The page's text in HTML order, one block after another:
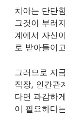
치아는 단단
그것이 부러
계에서 자신
로 받아들이
그러므로 지
직장, 인간관
다면 과감하
이 필요하다